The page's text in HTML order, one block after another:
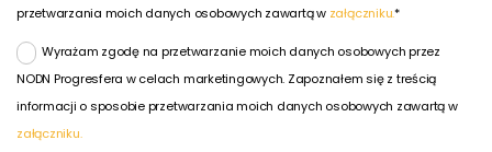
przetwarzania moich danych osobowych zawartą w załączniku.*
Wyrażam zgodę na przetwarzanie moich danych osobowych przez
NODN Progresfera w celach marketingowych. Zapoznałem się z treścią
informacji o sposobie przetwarzania moich danych osobowych zawartą w
załączniku.